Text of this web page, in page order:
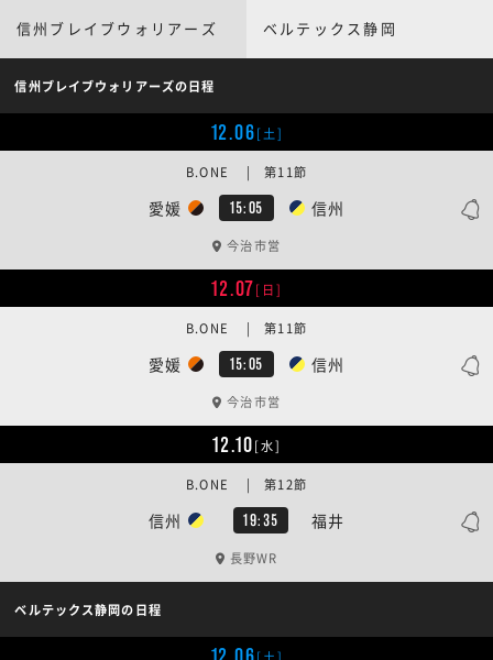
信州ブレイブウォリアーズ ベルテックス静岡
信州ブレイブウォリアーズの日程
12.06[土]
愛媛 15:05 信州
B.ONE | 第11節
今治市営
12.07[日]
愛媛 15:05 信州
B.ONE | 第11節
今治市営
12.10[水]
信州 19:35 福井
B.ONE | 第12節
長野WR
ベルテックス静岡の日程